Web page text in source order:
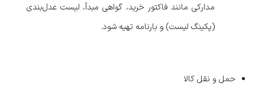
مدارکی مانند فاکتور خرید، گواهی مبدأ، لیست عدل‌بندی
(پکینگ لیست) و بارنامه تهیه شود.
حمل و نقل کالا